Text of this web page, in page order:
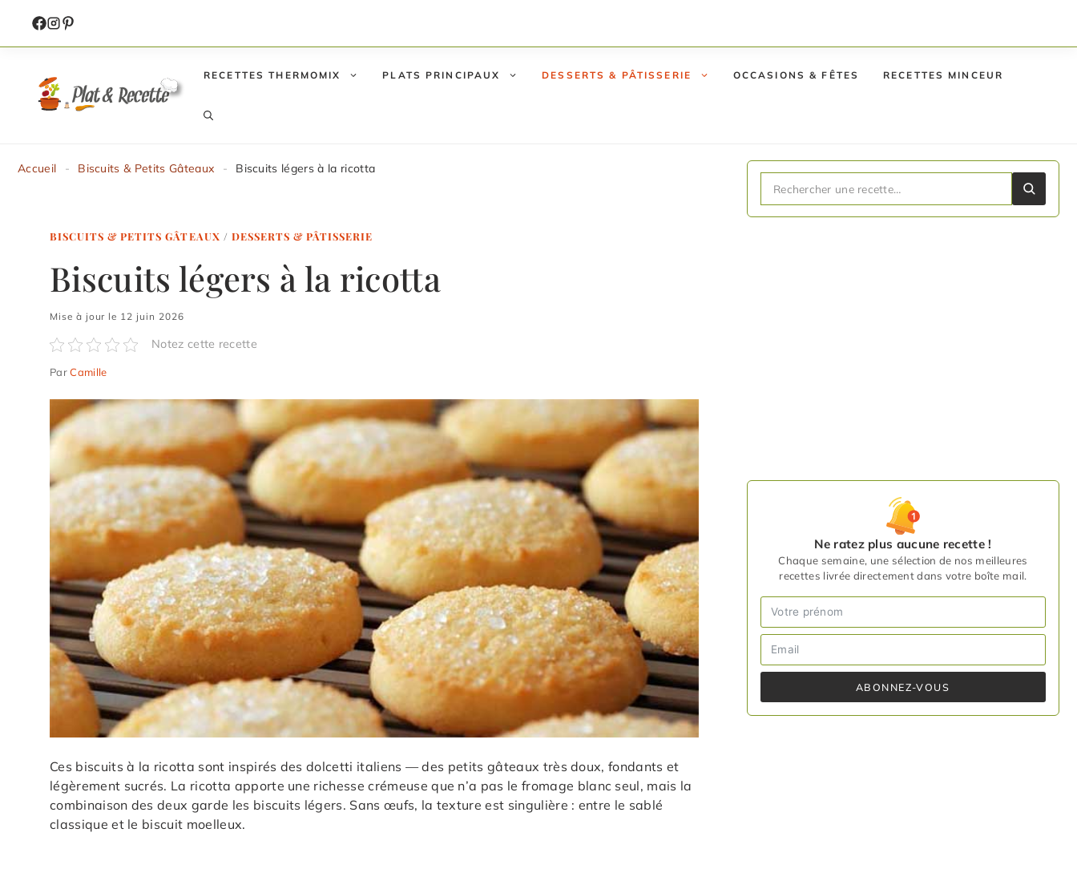
contenu
RECETTES THERMOMIX PLATS PRINCIPAUX DESSERTS & PÂTISSERIE OCCASIONS & FÊTES RECETTES MINCEUR
Accueil - Biscuits & Petits Gâteaux - Biscuits légers à la ricotta
BISCUITS & PETITS GÂTEAUX / DESSERTS & PÂTISSERIE
Biscuits légers à la ricotta
Mise à jour le 12 juin 2026
Notez cette recette
ParCamille
Ces biscuits à la ricotta sont inspirés des dolcetti italiens — des petits gâteaux très doux, fondants et
légèrement sucrés. La ricotta apporte une richesse crémeuse que n’a pas le fromage blanc seul, mais la
combinaison des deux garde les biscuits légers. Sans œufs, la texture est singulière : entre le sablé
classique et le biscuit moelleux.
Ne ratez plus aucune recette !
Chaque semaine, une sélection de nos meilleures
recettes livrée directement dans votre boîte mail.
ABONNEZ-VOUS